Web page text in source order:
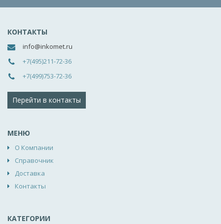
КОНТАКТЫ
info@inkomet.ru
+7(495)211-72-36
+7(499)753-72-36
Перейти в контакты
МЕНЮ
О Компании
Справочник
Доставка
Контакты
КАТЕГОРИИ